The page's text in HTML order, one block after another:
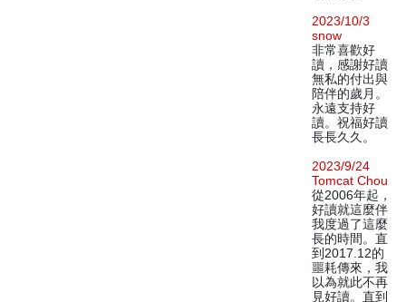
2023/10/3
snow
非常喜歡好
讀，感謝好讀
無私的付出與
陪伴的歲月。
永遠支持好
讀。祝福好讀
長長久久。
2023/9/24
Tomcat Chou
從2006年起，
好讀就這麼伴
我度過了這麼
長的時間。直
到2017.12的
噩耗傳來，我
以為就此不再
見好讀。直到